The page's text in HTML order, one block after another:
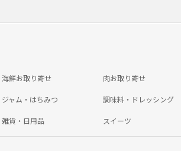
海鮮お取り寄せ 肉お取り寄せ
ジャム・はちみつ 調味料・ドレッシング
雑貨・日用品 スイーツ